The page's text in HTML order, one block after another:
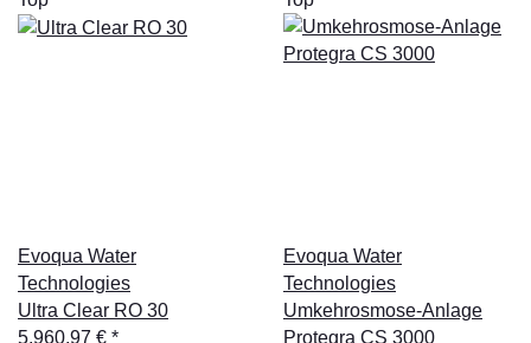
Evoqua Water
Technologies
Ultra Clear RO 30
5.960,97 € *
Evoqua Water
Technologies
Umkehrosmose-Anlage
Protegra CS 3000